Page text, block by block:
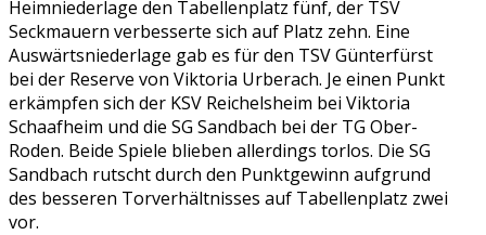
Heimniederlage den Tabellenplatz fünf, der TSV
Seckmauern verbesserte sich auf Platz zehn. Eine
Auswärtsniederlage gab es für den TSV Günterfürst
bei der Reserve von Viktoria Urberach. Je einen Punkt
erkämpfen sich der KSV Reichelsheim bei Viktoria
Schaafheim und die SG Sandbach bei der TG Ober-
Roden. Beide Spiele blieben allerdings torlos. Die SG
Sandbach rutscht durch den Punktgewinn aufgrund
des besseren Torverhältnisses auf Tabellenplatz zwei
vor.